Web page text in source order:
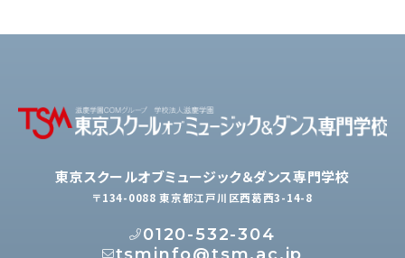
東京スクールオブミュージック＆ダンス専門学校
〒134-0088 東京都江戸川区西葛西3-14-8
0120-532-304